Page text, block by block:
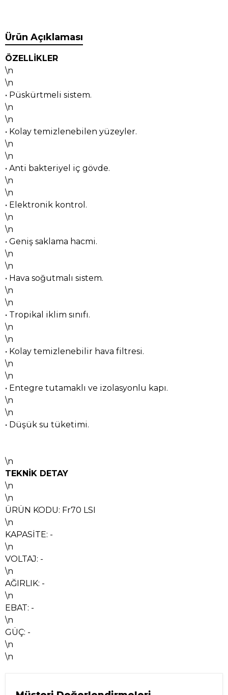
Ürün Açıklaması
ÖZELLİKLER
\n
\n
• Püskürtmeli sistem.
\n
\n
• Kolay temizlenebilen yüzeyler.
\n
\n
• Anti bakteriyel iç gövde.
\n
\n
• Elektronik kontrol.
\n
\n
• Geniş saklama hacmi.
\n
\n
• Hava soğutmalı sistem.
\n
\n
• Tropikal iklim sınıfı.
\n
\n
• Kolay temizlenebilir hava filtresi.
\n
\n
• Entegre tutamaklı ve izolasyonlu kapı.
\n
\n
• Düşük su tüketimi.
\n
TEKNİK DETAY
\n
\n
ÜRÜN KODU: Fr70 LSI
\n
KAPASİTE: -
\n
VOLTAJ: -
\n
AĞIRLIK: -
\n
EBAT: -
\n
GÜÇ: -
\n
\n